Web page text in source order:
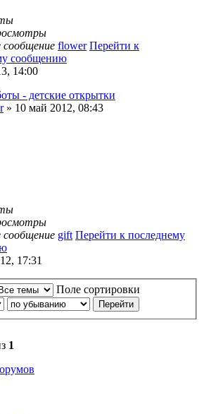
сообщение flower Перейти к
сообщению
14:00
- детские открытки
» 10 май 2012, 08:43
сообщение gift Перейти к последнему
17:31
Поле сортировки
1